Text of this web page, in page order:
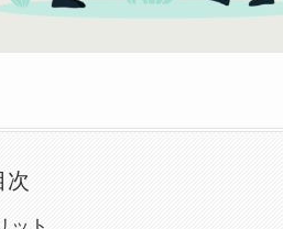
次